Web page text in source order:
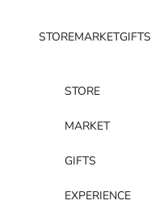
STOREMARKETGIFTS
STORE
MARKET
GIFTS
EXPERIENCE